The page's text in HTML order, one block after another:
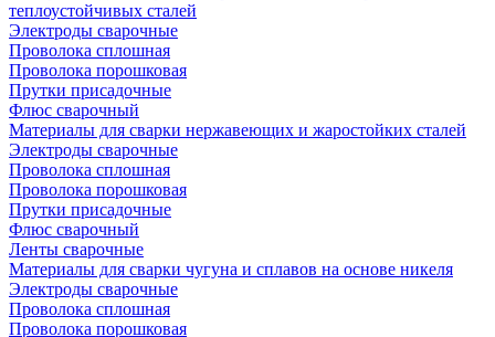
теплоустойчивых сталей
Электроды сварочные
Проволока сплошная
Проволока порошковая
Прутки присадочные
Флюс сварочный
Материалы для сварки нержавеющих и жаростойких сталей
Электроды сварочные
Проволока сплошная
Проволока порошковая
Прутки присадочные
Флюс сварочный
Ленты сварочные
Материалы для сварки чугуна и сплавов на основе никеля
Электроды сварочные
Проволока сплошная
Проволока порошковая